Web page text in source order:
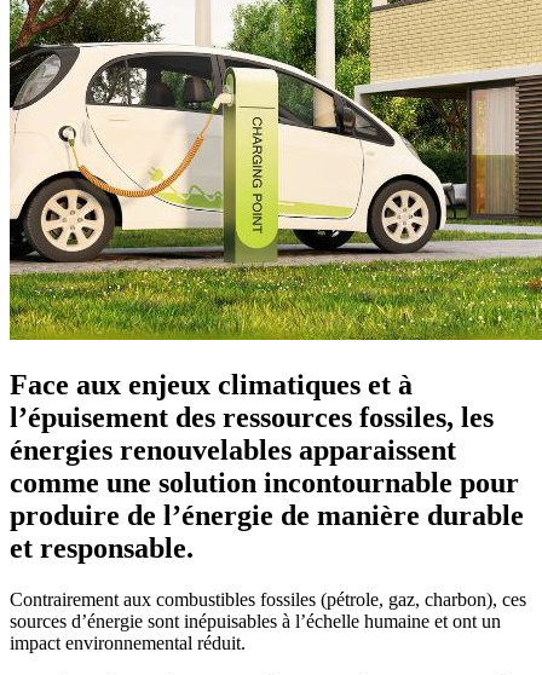
Face aux enjeux climatiques et à
l’épuisement des ressources fossiles, les
énergies renouvelables apparaissent
comme une solution incontournable pour
produire de l’énergie de manière durable
et responsable.
Contrairement aux combustibles fossiles (pétrole, gaz, charbon), ces
sources d’énergie sont inépuisables à l’échelle humaine et ont un
impact environnemental réduit.